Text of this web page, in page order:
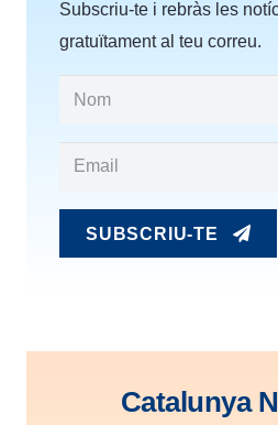
Subscriu-te i rebràs les
gratuïtament al teu correu.
SUBSCRIU-TE
Catalunya